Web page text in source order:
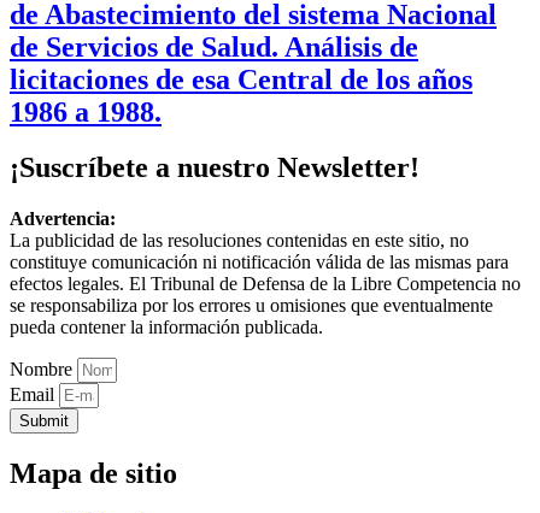
de Abastecimiento del sistema Nacional
de Servicios de Salud. Análisis de
licitaciones de esa Central de los años
1986 a 1988.
¡Suscríbete a nuestro Newsletter!
Advertencia:
La publicidad de las resoluciones contenidas en este sitio, no
constituye comunicación ni notificación válida de las mismas para
efectos legales. El Tribunal de Defensa de la Libre Competencia no
se responsabiliza por los errores u omisiones que eventualmente
pueda contener la información publicada.
Nombre
Email
Submit
Mapa de sitio